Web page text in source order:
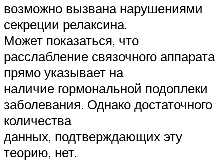
возможно вызвана нарушениями
секреции релаксина.
Может показаться, что
расслабление связочного аппарата
прямо указывает на
наличие гормональной подоплеки
заболевания. Однако достаточного
количества
данных, подтверждающих эту
теорию, нет.